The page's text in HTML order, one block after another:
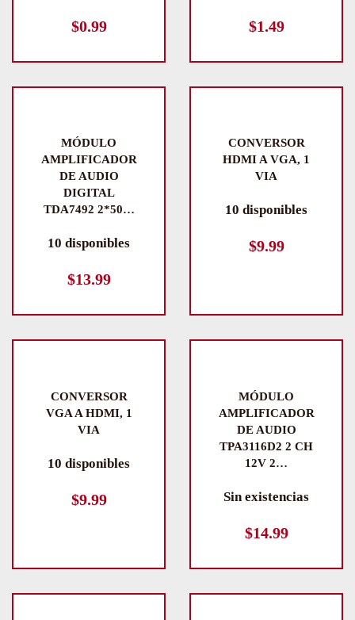
$0.99 $1.49
MÓDULO
AMPLIFICADOR
DE AUDIO
DIGITAL
TDA7492 2*50…
10 disponibles
$13.99
CONVERSOR
HDMI A VGA, 1
VIA
10 disponibles
$9.99
CONVERSOR
VGA A HDMI, 1
VIA
10 disponibles
$9.99
MÓDULO
AMPLIFICADOR
DE AUDIO
TPA3116D2 2 CH
12V 2…
Sin existencias
$14.99